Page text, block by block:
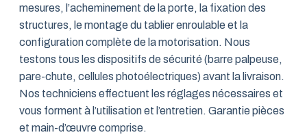
mesures, l’acheminement de la porte, la fixation des
structures, le montage du tablier enroulable et la
configuration complète de la motorisation. Nous
testons tous les dispositifs de sécurité (barre palpeuse,
pare-chute, cellules photoélectriques) avant la livraison.
Nos techniciens effectuent les réglages nécessaires et
vous forment à l’utilisation et l’entretien. Garantie pièces
et main-d’œuvre comprise.